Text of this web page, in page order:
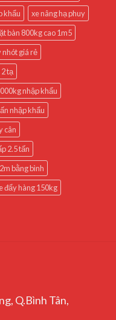
khẩu
xe nâng hạ phuy
bàn 800kg cao 1m5
nhót giá rẻ
tạ
nhập khẩu
nhập khẩu
cân
2.5 tấn
bằng bình
đẩy hàng 150kg
Q.Bình Tân,